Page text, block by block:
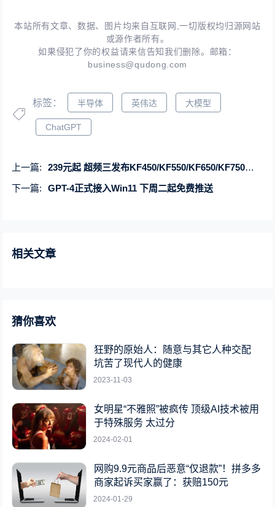
本站所有文章、数据、图片均来自互联网,一切版权均归源网站
或源作者所有。
如果侵犯了你的权益请来信告知我们删除。邮箱：
business@qudong.com
标签： 半导体 英伟达 大模型
ChatGPT
上一篇:
239元起 超频三发布KF450/KF550/KF650/KF750入门级白牌电源
下一篇:
GPT-4正式接入Win11 下周二起免费推送
相关文章
猜你喜欢
狂野的原始人：随意与其它人种交配
坑苦了现代人的健康
2023-11-03
女明星“不雅照”被疯传 顶级AI技术被用
于特殊服务 太过分
2024-02-01
网购9.9元商品后恶意“仅退款”！拼多多
商家起诉买家赢了：获赔150元
2024-01-29